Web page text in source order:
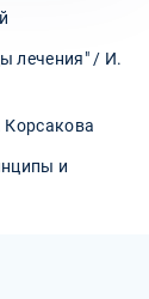
лечения" / И.
Корсакова
и